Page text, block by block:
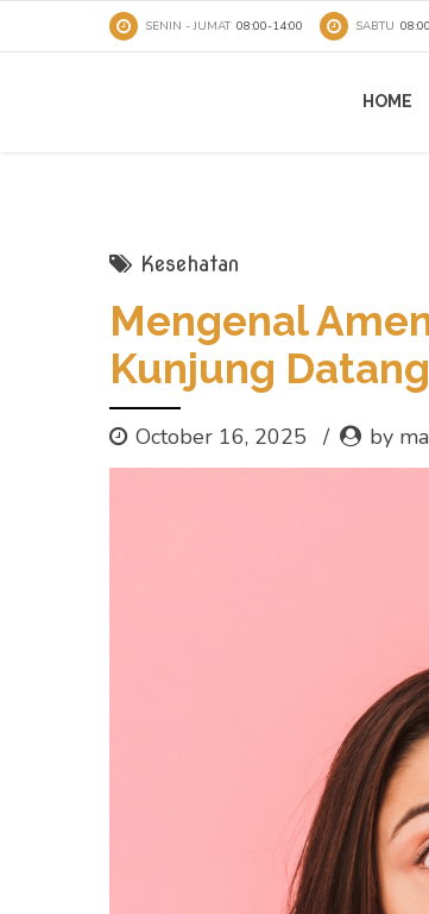
SENIN - JUMAT 08:00-14:00 SABTU
HOME
Kesehatan
Mengenal
Kunjung Datang
October 16, 2025 by